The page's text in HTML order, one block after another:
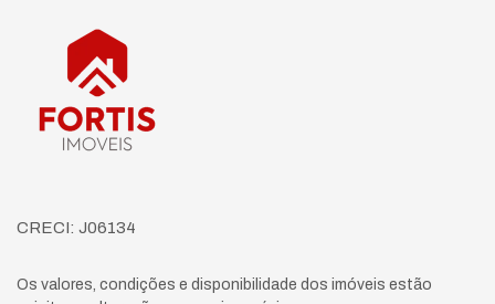
Página inicial
CRECI: J06134
Os valores, condições e disponibilidade dos imóveis estão